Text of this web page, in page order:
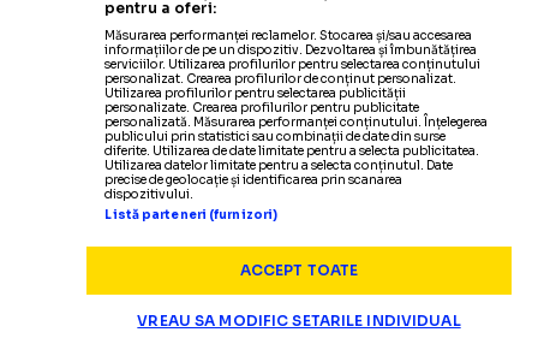
Termeni și condiții
Politica de confidențialitate
Modifică Setările
Contact
Echipa
pentru a oferi:
Măsurarea performanței reclamelor. Stocarea și/sau accesarea
informațiilor de pe un dispozitiv. Dezvoltarea și îmbunătățirea
serviciilor. Utilizarea profilurilor pentru selectarea conținutului
personalizat. Crearea profilurilor de conținut personalizat.
Utilizarea profilurilor pentru selectarea publicității
personalizate. Crearea profilurilor pentru publicitate
personalizată. Măsurarea performanței conținutului. Înțelegerea
publicului prin statistici sau combinații de date din surse
diferite. Utilizarea de date limitate pentru a selecta publicitatea.
Utilizarea datelor limitate pentru a selecta conținutul. Date
precise de geolocație și identificarea prin scanarea
dispozitivului.
Listă parteneri (furnizori)
ACCEPT TOATE
VREAU SA MODIFIC SETARILE INDIVIDUAL